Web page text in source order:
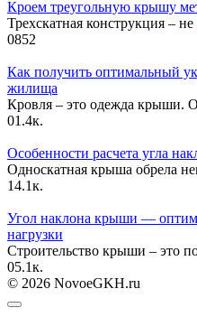
Кроем треугольную крышу
Трехскатная конструкция –
0852
Как получить оптимальный
жилища
Кровля – это одежда крыши.
01.4к.
Особенности расчета угла
Односкатная крыша обрела
14.1к.
Угол наклона крыши —
нагрузки
Строительство крыши – это
05.1к.
© 2026 NovoeGKH.ru